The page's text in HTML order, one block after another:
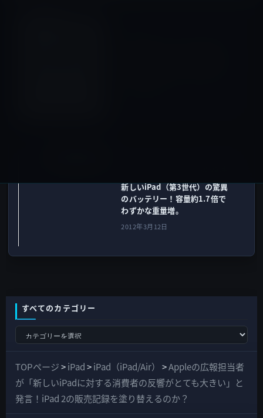
新しいiPad（第3世代）の驚異
のバッテリー！容量約1.7倍で
わずかな重量増。
2012年3月12日
すべてのカテゴリー
て
の
カ
TOPページ>iPad>iPad（iPad/Air） >Appleの広報担当者
が「新しいiPadに対する消費者の反響がとても大きい」と
発言！iPad 2の販売記録を塗り替えるのか？